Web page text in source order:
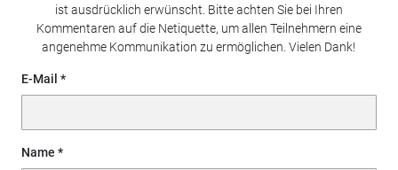
ist ausdrücklich erwünscht. Bitte achten Sie bei Ihren
Kommentaren auf die Netiquette, um allen Teilnehmern eine
angenehme Kommunikation zu ermöglichen. Vielen Dank!
E-Mail
Name